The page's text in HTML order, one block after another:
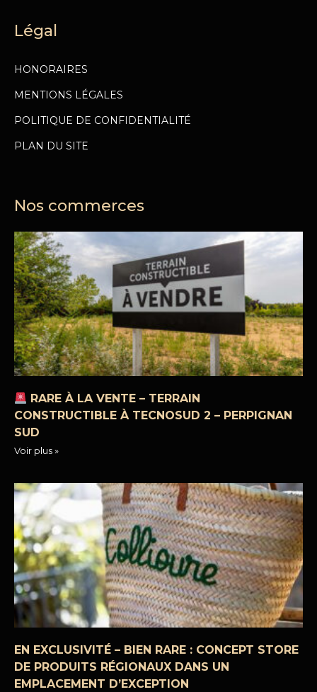
Légal
HONORAIRES
MENTIONS LÉGALES
POLITIQUE DE CONFIDENTIALITÉ
PLAN DU SITE
Nos commerces
RARE À LA VENTE – TERRAIN
CONSTRUCTIBLE À TECNOSUD 2 – PERPIGNAN
SUD
Voir plus »
EN EXCLUSIVITÉ – BIEN RARE : CONCEPT STORE
DE PRODUITS RÉGIONAUX DANS UN
EMPLACEMENT D’EXCEPTION